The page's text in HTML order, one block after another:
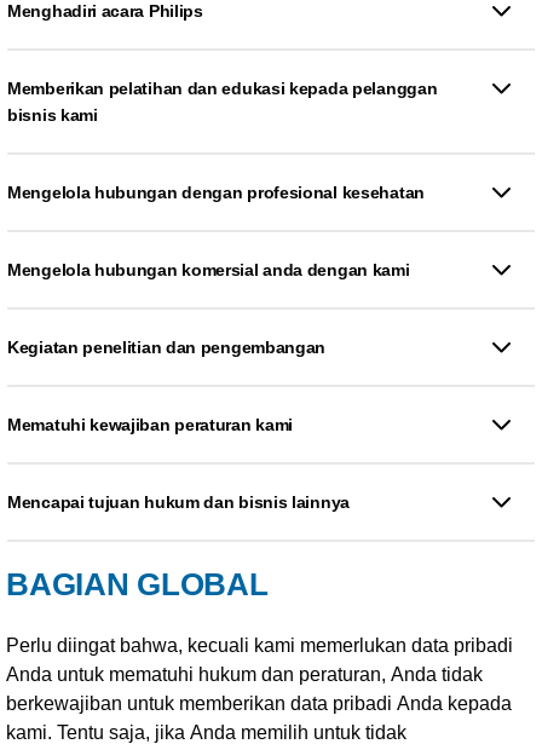
Menghadiri acara Philips
Memberikan pelatihan dan edukasi kepada pelanggan
bisnis kami
Mengelola hubungan dengan profesional kesehatan
Mengelola hubungan komersial anda dengan kami
Kegiatan penelitian dan pengembangan
Mematuhi kewajiban peraturan kami
Mencapai tujuan hukum dan bisnis lainnya
BAGIAN GLOBAL
Perlu diingat bahwa, kecuali kami memerlukan data pribadi
Anda untuk mematuhi hukum dan peraturan, Anda tidak
berkewajiban untuk memberikan data pribadi Anda kepada
kami. Tentu saja, jika Anda memilih untuk tidak